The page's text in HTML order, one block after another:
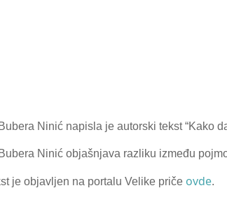
Ninić napisla je autorski tekst “Kako
Ninić objašnjava razliku između
je objavljen na portalu Velike priče ovde.